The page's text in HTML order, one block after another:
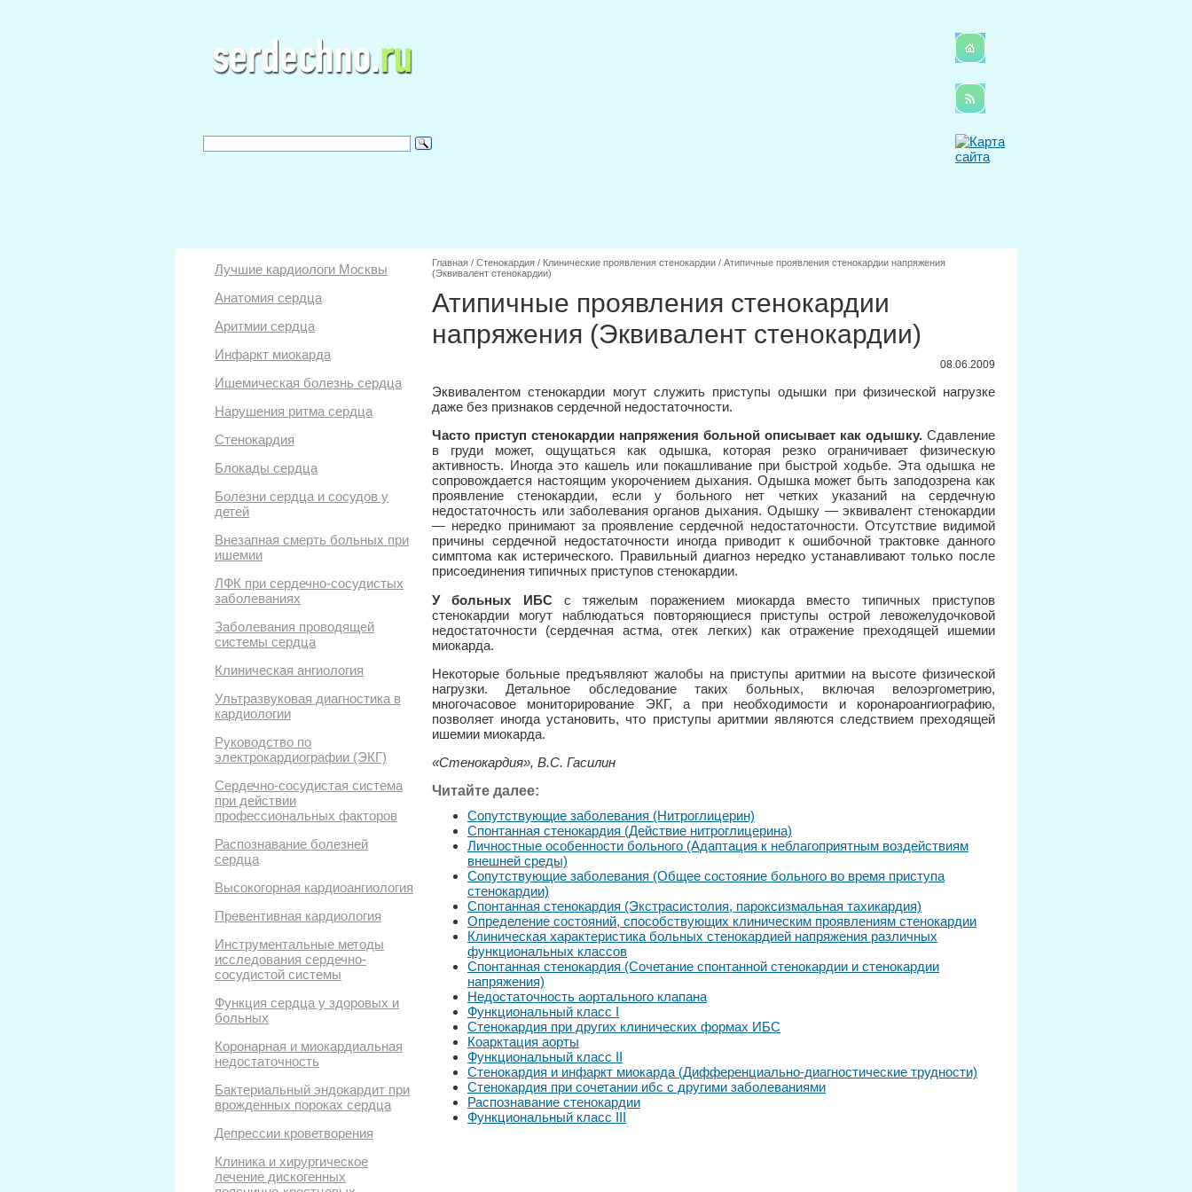
Лучшие кардиологи Москвы
Анатомия сердца
Аритмии сердца
Инфаркт миокарда
Ишемическая болезнь сердца
Нарушения ритма сердца
Стенокардия
Блокады сердца
Болезни сердца и сосудов у
детей
Внезапная смерть больных при
ишемии
ЛФК при сердечно-сосудистых
заболеваниях
Заболевания проводящей
системы сердца
Клиническая ангиология
Ультразвуковая диагностика в
кардиологии
Руководство по
электрокардиографии (ЭКГ)
Сердечно-сосудистая система
при действии
профессиональных факторов
Распознавание болезней
сердца
Высокогорная кардиоангиология
Превентивная кардиология
Инструментальные методы
исследования сердечно-
сосудистой системы
Функция сердца у здоровых и
больных
Коронарная и миокардиальная
недостаточность
Бактериальный эндокардит при
врожденных пороках сердца
Депрессии кроветворения
Клиника и хирургическое
лечение дискогенных
Главная / Стенокардия / Клинические проявления стенокардии / Атипичные проявления стенокардии напряжения
(Эквивалент стенокардии)
Атипичные проявления стенокардии
напряжения (Эквивалент стенокардии)
08.06.2009
Эквивалентом стенокардии могут служить приступы одышки при физической нагрузке
даже без признаков сердечной недостаточности.
Часто приступ стенокардии напряжения больной описывает как одышку. Сдавление
в груди может, ощущаться как одышка, которая резко ограничивает физическую
активность. Иногда это кашель или покашливание при быстрой ходьбе. Эта одышка не
сопровождается настоящим укорочением дыхания. Одышка может быть заподозрена как
проявление стенокардии, если у больного нет четких указаний на сердечную
недостаточность или заболевания органов дыхания. Одышку — эквивалент стенокардии
— нередко принимают за проявление сердечной недостаточности. Отсутствие видимой
причины сердечной недостаточности иногда приводит к ошибочной трактовке данного
симптома как истерического. Правильный диагноз нередко устанавливают только после
присоединения типичных приступов стенокардии.
У больных ИБСс тяжелым поражением миокарда вместо типичных приступов
стенокардии могут наблюдаться повторяющиеся приступы острой левожелудочковой
недостаточности (сердечная астма, отек легких) как отражение преходящей ишемии
миокарда.
Некоторые больные предъявляют жалобы на приступы аритмии на высоте физической
нагрузки. Детальное обследование таких больных, включая велоэргометрию,
многочасовое мониторирование ЭКГ, а при необходимости и коронароангиографию,
позволяет иногда установить, что приступы аритмии являются следствием преходящей
ишемии миокарда.
«Стенокардия», В.С. Гасилин
Читайте далее:
Сопутствующие заболевания (Нитроглицерин)
Спонтанная стенокардия (Действие нитроглицерина)
Личностные особенности больного (Адаптация к неблагоприятным воздействиям
внешней среды)
Сопутствующие заболевания (Общее состояние больного во время приступа
стенокардии)
Спонтанная стенокардия (Экстрасистолия, пароксизмальная тахикардия)
Определение состояний, способствующих клиническим проявлениям стенокардии
Клиническая характеристика больных стенокардией напряжения различных
функциональных классов
Спонтанная стенокардия (Сочетание спонтанной стенокардии и стенокардии
напряжения)
Недостаточность аортального клапана
Функциональный класс I
Стенокардия при других клинических формах ИБС
Коарктация аорты
Функциональный класс II
Стенокардия и инфаркт миокарда (Дифференциально-диагностические трудности)
Стенокардия при сочетании ибс с другими заболеваниями
Распознавание стенокардии
Функциональный класс III